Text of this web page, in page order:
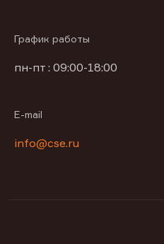
График работы
пн-пт : 09:00-18:00
E-mail
info@cse.ru